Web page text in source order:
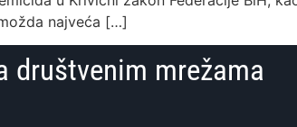
najveća […]
društvenim mrežama